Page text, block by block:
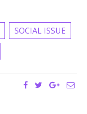
SOCIAL ISSUE